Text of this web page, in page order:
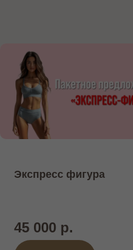
45 000 р.
Экспресс фигура